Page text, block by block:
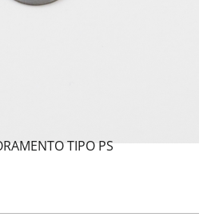
TIPO PS